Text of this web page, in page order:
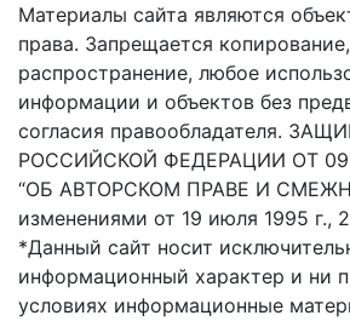
Материалы сайта являются
права. Запрещается копирование,
распространение, любое
информации и объектов без
согласия правообладателя.
РОССИЙСКОЙ ФЕДЕРАЦИИ ОТ
“ОБ АВТОРСКОМ ПРАВЕ И
изменениями от 19 июля 1995 г.,
*Данный сайт носит
информационный характер и ни
условиях информационные